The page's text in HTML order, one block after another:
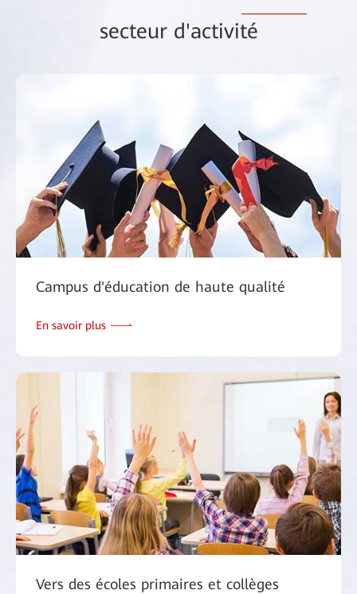
secteur d'activité
Campus d'éducation de haute qualité
En savoir plus
Vers des écoles primaires et collèges